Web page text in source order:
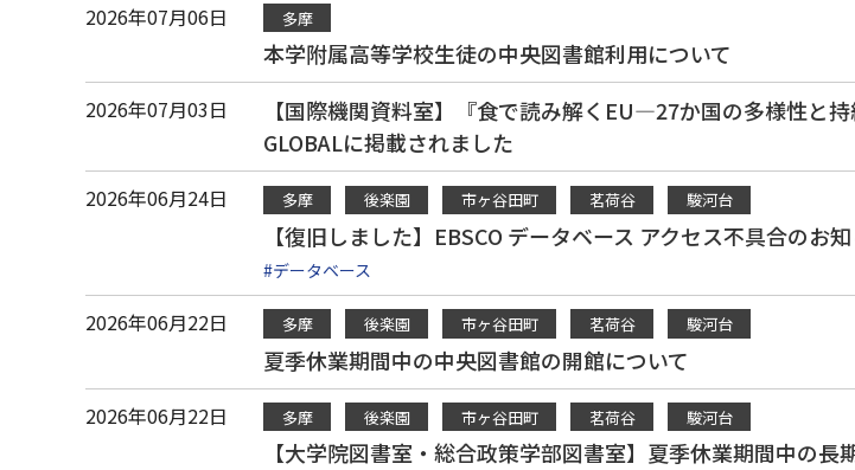
2026年07月06日 多摩
本学附属高等学校生徒の中央図書館利用について
2026年07月03日
【国際機関資料室】『食で読み解くEU―27か国の多様性と
GLOBALに掲載されました
2026年06月24日 多摩 後楽園 市ヶ谷田町 茗荷谷 駿河台
【復旧しました】EBSCO データベース アクセス不具合のお
#データベース
2026年06月22日 多摩 後楽園 市ヶ谷田町 茗荷谷 駿河台
夏季休業期間中の中央図書館の開館について
2026年06月22日 多摩 後楽園 市ヶ谷田町 茗荷谷 駿河台
【大学院図書室・総合政策学部図書室】夏季休業期間中の長